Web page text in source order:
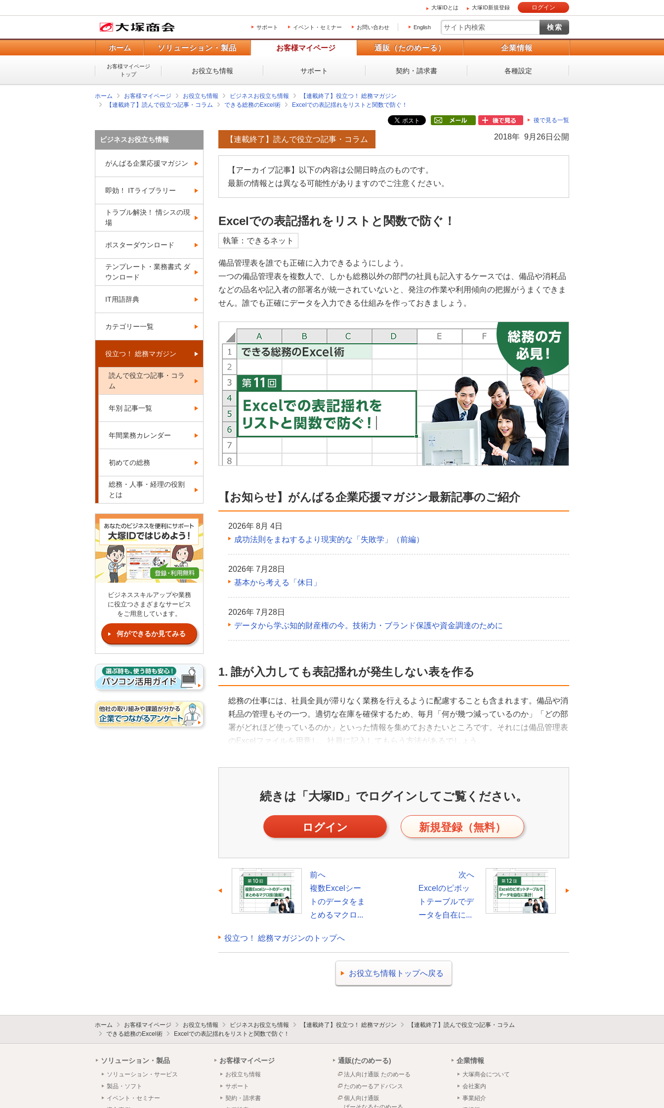
大塚IDとは 大塚ID新規登録 ログイン
サポート イベント・セミナー お問い合わせ English
ホーム ソリューション・製品 お客様マイページ 通販（たのめーる） 企業情報
お客様マイページ
トップ
お役立ち情報 サポート 契約・請求書 各種設定
ホーム お客様マイページ お役立ち情報 ビジネスお役立ち情報
【連載終了】役立つ！ 総務マガジン
【連載終了】読んで役立つ記事・コラム
できる総務のExcel術 Excelでの表記揺れをリストと関数で防ぐ！
後で見る一覧
2018年 9月26日公開
【連載終了】読んで役立つ記事・コラム
【アーカイブ記事】以下の内容は公開日時点のものです。
最新の情報とは異なる可能性がありますのでご注意ください。
Excelでの表記揺れをリストと関数で防ぐ！
執筆：できるネット
備品管理表を誰でも正確に入力できるようにしよう。
一つの備品管理表を複数人で、しかも総務以外の部門の社員も記入するケースでは、備品や消耗品
などの品名や記入者の部署名が統一されていないと、発注の作業や利用傾向の把握がうまくできま
せん。誰でも正確にデータを入力できる仕組みを作っておきましょう。
【お知らせ】がんばる企業応援マガジン最新記事のご紹介
2026年 8月 4日
成功法則をまねするより現実的な「失敗学」（前編）
2026年 7月28日
基本から考える「休日」
2026年 7月28日
データから学ぶ知的財産権の今。技術力・ブランド保護や資金調達のために
1. 誰が入力しても表記揺れが発生しない表を作る
総務の仕事には、社員全員が滞りなく業務を行えるように配慮することも含まれます。備品や消
耗品の管理もその一つ。適切な在庫を確保するため、毎月「何が幾つ減っているのか」「どの部
署がどれほど使っているのか」といった情報を集めておきたいところです。それには備品管理表
のExcelファイルを用意し、社員に記入してもらう方法があるでしょう。
続きは「大塚ID」でログインしてご覧ください。
ログイン 新規登録（無料）
前へ
複数Excelシー
トのデータをま
とめるマクロ...
次へ
Excelのピボッ
トテーブルでデ
ータを自在に...
役立つ！ 総務マガジンのトップへ
お役立ち情報トップへ戻る
ビジネスお役立ち情報
がんばる企業応援マガジン
即効！ ITライブラリー
トラブル解決！ 情シスの現
場
ポスターダウンロード
テンプレート・業務書式 ダ
ウンロード
IT用語辞典
カテゴリー一覧
役立つ！ 総務マガジン
読んで役立つ記事・コラ
ム
年別 記事一覧
年間業務カレンダー
初めての総務
総務・人事・経理の役割
とは
ビジネススキルアップや業務
に役立つさまざまなサービス
をご用意しています。
何ができるか見てみる
ホーム お客様マイページ お役立ち情報 ビジネスお役立ち情報 【連載終了】役立つ！ 総務マガジン
【連載終了】読んで役立つ記事・コラム
できる総務のExcel術
Excelでの表記揺れをリストと関数で防ぐ！
ソリューション・製品
ソリューション・サービス
製品・ソフト
イベント・セミナー
お客様マイページ
お役立ち情報
サポート
契約・請求書
通販(たのめーる)
法人向け通販 たのめーる
たのめーるアドバンス
個人向け通販
企業情報
大塚商会について
会社案内
事業紹介